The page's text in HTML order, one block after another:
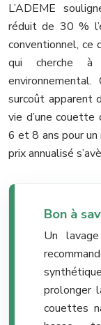
L’ADEME
réduit de 30 %
conventionnel, ce
qui cherche
surcoût apparent
vie d’une
6 et 8 ans pour
prix annualisé
Bon à
Un
prolonger
couettes